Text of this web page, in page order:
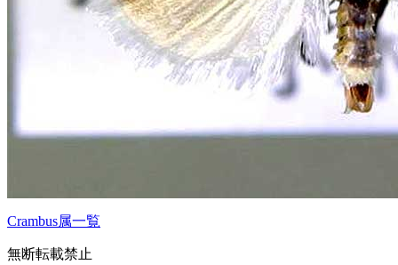
Crambus属一覧
無断転載禁止